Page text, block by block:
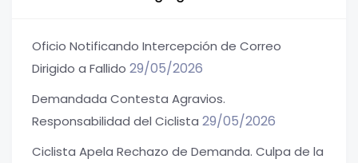
Oficio Notificando Intercepción de Correo
Dirigido a Fallido 29/05/2026
Demandada Contesta Agravios.
Responsabilidad del Ciclista 29/05/2026
Ciclista Apela Rechazo de Demanda. Culpa de la